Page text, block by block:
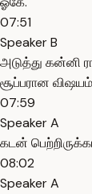
07:51
Speaker B
அடுத்து கன்னி
சூப்பரான
07:59
Speaker A
கடன்
08:02
Speaker A